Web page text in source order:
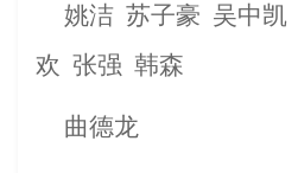
姚洁 苏子豪 吴中凯
欢 张强 韩森
曲德龙